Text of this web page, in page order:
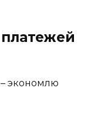
экономлю